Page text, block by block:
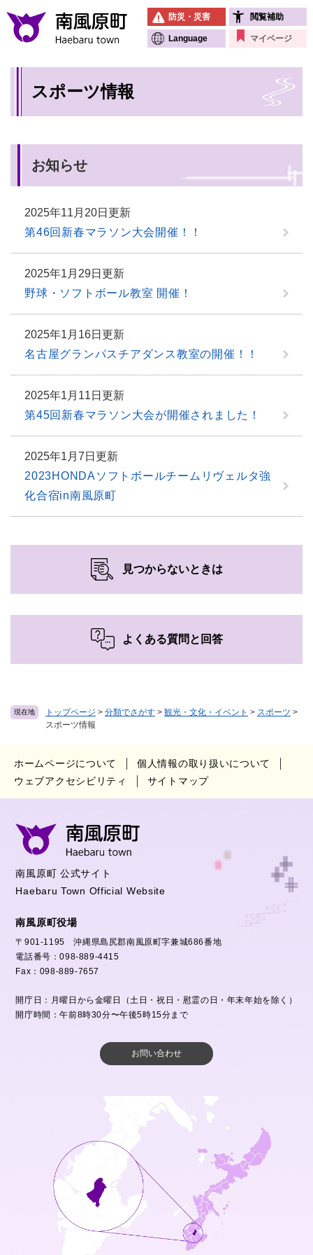
メニューを飛ばして本文へ
防災・災害 閲覧補助
Language マイページ
現在地 トップページ > 分類でさがす > 観光・文化・イベント > スポーツ >
スポーツ情報
スポーツ情報
お知らせ
2025年11月20日更新
第46回新春マラソン大会開催！！
2025年1月29日更新
野球・ソフトボール教室 開催！
2025年1月16日更新
名古屋グランパスチアダンス教室の開催！！
2025年1月11日更新
第45回新春マラソン大会が開催されました！
2025年1月7日更新
2023HONDAソフトボールチームリヴェルタ強
化合宿in南風原町
見つからないときは
よくある質問と回答
ホームページについて
個人情報の取り扱いについて
ウェブアクセシビリティ
サイトマップ
南風原町 公式サイト
Haebaru Town Official Website
南風原町役場
〒901-1195 沖縄県島尻郡南風原町字兼城686番地
電話番号：098-889-4415
Fax：098-889-7657
開庁日：月曜日から金曜日（土日・祝日・慰霊の日・年末年始を除く）
開庁時間：午前8時30分〜午後5時15分まで
お問い合わせ